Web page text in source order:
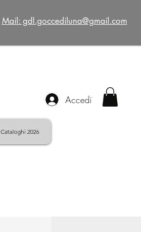
Mail: gdl.goccediluna@gmail.com
Cataloghi 2026
Accedi